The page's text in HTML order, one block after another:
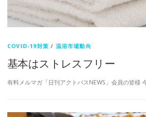
COVID-19対策 / 温浴市場動向
基本はストレスフリー
有料メルマガ「日刊アクトパスNEWS」会員の皆様